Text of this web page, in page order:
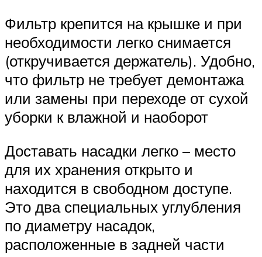
Фильтр крепится на крышке и при
необходимости легко снимается
(откручивается держатель). Удобно,
что фильтр не требует демонтажа
или замены при переходе от сухой
уборки к влажной и наоборот
Доставать насадки легко – место
для их хранения открыто и
находится в свободном доступе.
Это два специальных углубления
по диаметру насадок,
расположенные в задней части